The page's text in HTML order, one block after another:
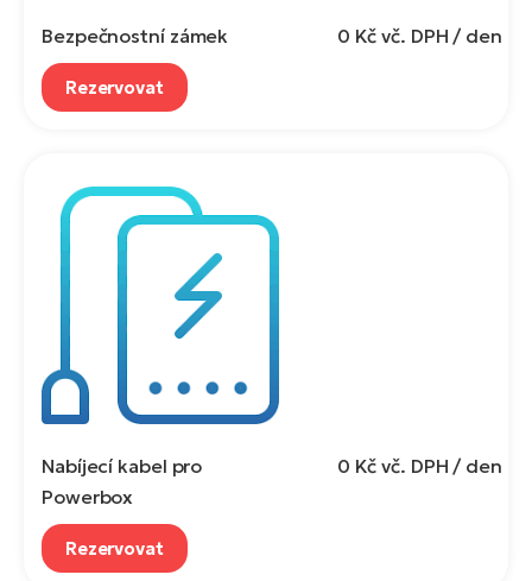
Bezpečnostní zámek 0 Kčvč. DPH / den
Rezervovat
Nabíjecí kabel pro
Powerbox
0 Kčvč. DPH / den
Rezervovat